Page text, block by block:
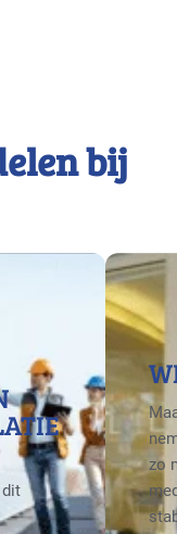
bij
dit
zo